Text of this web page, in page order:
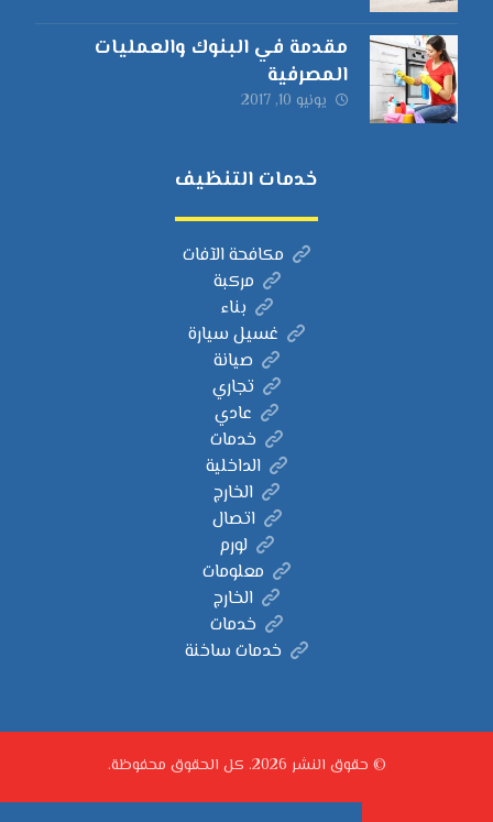
مقدمة في البنوك والعمليات
المصرفية
يونيو 10, 2017
خدمات التنظيف
مكافحة الآفات
مركبة
بناء
غسيل سيارة
صيانة
تجاري
عادي
خدمات
الداخلية
الخارج
اتصال
لورم
معلومات
الخارج
خدمات
خدمات ساخنة
© حقوق النشر 2026. كل الحقوق محفوظة.